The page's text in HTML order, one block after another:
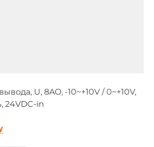
U, 8AO, -10~+10V / 0~+10V,
24VDC-in